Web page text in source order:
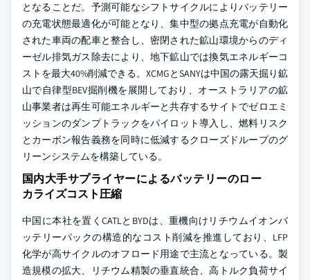
となることだ。予測可能なシフトサイクルによりバッテリー
の充電状態最適化が可能となり、集中型の拠点充電が自動化
された車両の配車と整合し、密閉された鉱山環境からのディ
ーゼル排気ガス除去により、地下鉱山では換気エネルギーコ
ストを最大40%削減できる。XCMGとSANYは中国の露天掘り鉱
山で自律型BEV掘削機を展開しており、オーストラリアの鉱
山事業者は再生可能エネルギーと共存するサイトでゼロエミ
ッションのダンプトラックをパイロット導入し、燃料リスク
とカーボン報告義務を同時に低減するクローズドループのグ
リーンシステムを構築している。
国内大手サプライヤーによるバッテリーのロー
カライズコスト圧縮
中国に本社を置くCATLとBYDは、重機向けリチウムイオンバ
ッテリーパックの構造的なコスト削減を推進しており、LFP
化学が高サイクルのオフロード用途で主流となっている。製
造規模の拡大、リチウム精製の垂直統合、高トルク負荷サイ